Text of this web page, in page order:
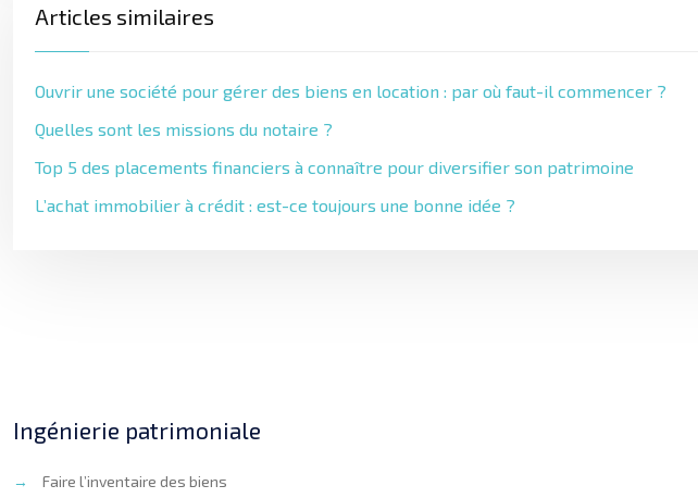
Articles similaires
Ouvrir une société pour gérer des biens en location : par où faut-il commencer ?
Quelles sont les missions du notaire ?
Top 5 des placements financiers à connaître pour diversifier son patrimoine
L’achat immobilier à crédit : est-ce toujours une bonne idée ?
Ingénierie patrimoniale
→ Faire l’inventaire des biens